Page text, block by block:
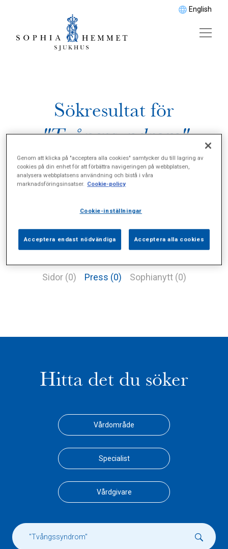
English
Sökresultat för
"Tvångssyndrom"
Sidor (0) Press (0) Sophianytt (0)
Hitta det du söker
Vårdområde
Specialist
Vårdgivare
Genom att klicka på "acceptera alla cookies" samtycker du till lagring av
cookies på din enhet för att förbättra navigeringen på webbplatsen,
analysera webbplatsens användning och bistå i våra
marknadsföringsinsatser. Cookie-policy
Cookie-inställningar
Acceptera endast nödvändiga Acceptera alla cookies